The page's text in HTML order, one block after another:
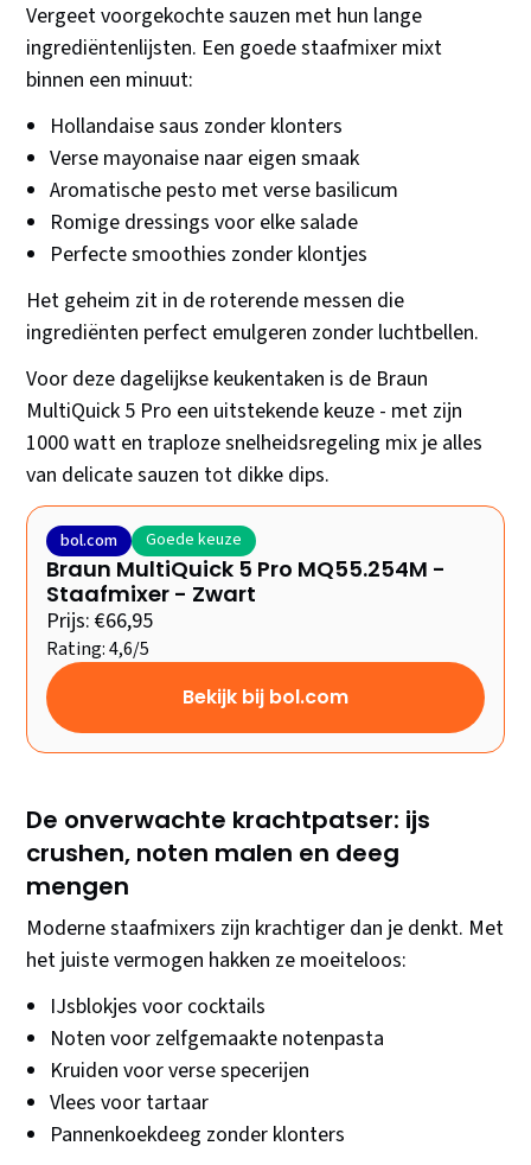
Vergeet voorgekochte sauzen met hun lange
ingrediëntenlijsten. Een goede staafmixer mixt
binnen een minuut:
Hollandaise saus zonder klonters
Verse mayonaise naar eigen smaak
Aromatische pesto met verse basilicum
Romige dressings voor elke salade
Perfecte smoothies zonder klontjes
Het geheim zit in de roterende messen die
ingrediënten perfect emulgeren zonder luchtbellen.
Voor deze dagelijkse keukentaken is de Braun
MultiQuick 5 Pro een uitstekende keuze - met zijn
1000 watt en traploze snelheidsregeling mix je alles
van delicate sauzen tot dikke dips.
bol.com Goede keuze
Braun MultiQuick 5 Pro MQ55.254M -
Staafmixer - Zwart
Prijs: €66,95
Rating: 4,6/5
Bekijk bij bol.com
De onverwachte krachtpatser: ijs
crushen, noten malen en deeg
mengen
Moderne staafmixers zijn krachtiger dan je denkt. Met
het juiste vermogen hakken ze moeiteloos:
IJsblokjes voor cocktails
Noten voor zelfgemaakte notenpasta
Kruiden voor verse specerijen
Vlees voor tartaar
Pannenkoekdeeg zonder klonters